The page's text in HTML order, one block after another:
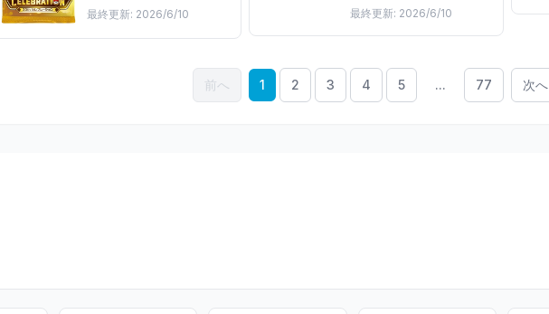
最終更新: 2026/6/10 最終更新: 2026/6/10
前へ 1 2 3 4 5 ... 77 次へ